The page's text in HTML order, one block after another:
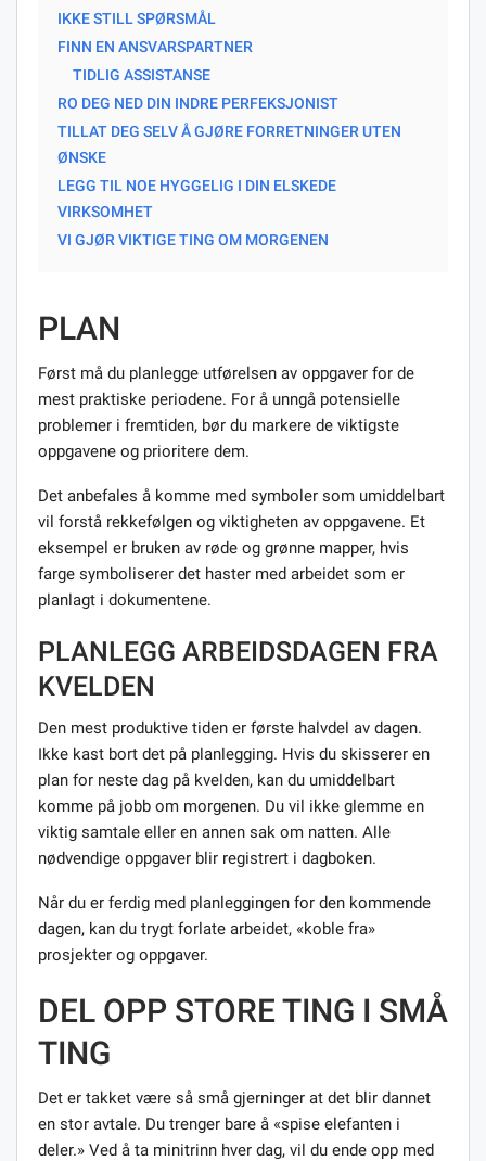
IKKE STILL SPØRSMÅL
FINN EN ANSVARSPARTNER
TIDLIG ASSISTANSE
RO DEG NED DIN INDRE PERFEKSJONIST
TILLAT DEG SELV Å GJØRE FORRETNINGER UTEN
ØNSKE
LEGG TIL NOE HYGGELIG I DIN ELSKEDE
VIRKSOMHET
VI GJØR VIKTIGE TING OM MORGENEN
PLAN
Først må du planlegge utførelsen av oppgaver for de
mest praktiske periodene. For å unngå potensielle
problemer i fremtiden, bør du markere de viktigste
oppgavene og prioritere dem.
Det anbefales å komme med symboler som umiddelbart
vil forstå rekkefølgen og viktigheten av oppgavene. Et
eksempel er bruken av røde og grønne mapper, hvis
farge symboliserer det haster med arbeidet som er
planlagt i dokumentene.
PLANLEGG ARBEIDSDAGEN FRA
KVELDEN
Den mest produktive tiden er første halvdel av dagen.
Ikke kast bort det på planlegging. Hvis du skisserer en
plan for neste dag på kvelden, kan du umiddelbart
komme på jobb om morgenen. Du vil ikke glemme en
viktig samtale eller en annen sak om natten. Alle
nødvendige oppgaver blir registrert i dagboken.
Når du er ferdig med planleggingen for den kommende
dagen, kan du trygt forlate arbeidet, «koble fra»
prosjekter og oppgaver.
DEL OPP STORE TING I SMÅ
TING
Det er takket være så små gjerninger at det blir dannet
en stor avtale. Du trenger bare å «spise elefanten i
deler.» Ved å ta minitrinn hver dag, vil du ende opp med